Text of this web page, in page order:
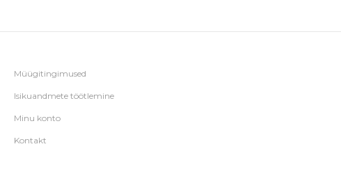
Müügitingimused
Isikuandmete töötlemine
Minu konto
Kontakt